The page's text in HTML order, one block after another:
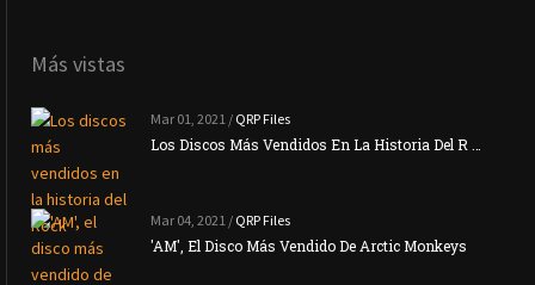
Más vistas
Mar 01, 2021 / QRP Files
Los Discos Más Vendidos En La Historia Del R …
Mar 04, 2021 / QRP Files
'AM', El Disco Más Vendido De Arctic Monkeys